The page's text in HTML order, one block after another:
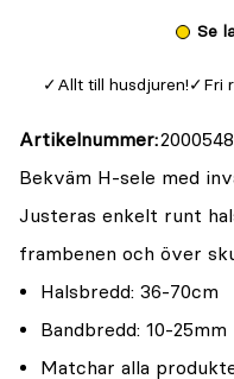
Se
Allt till husdjuren! Fri
Artikelnummer 2000548
Bekväm H-sele med
Justeras enkelt runt
frambenen och över
Halsbredd: 36-70cm
Bandbredd: 10-25mm
Matchar alla